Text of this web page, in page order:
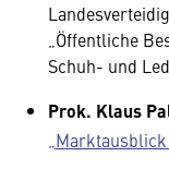
„Öffentliche
Schuh- und
Prok. Klaus
„Marktausblick